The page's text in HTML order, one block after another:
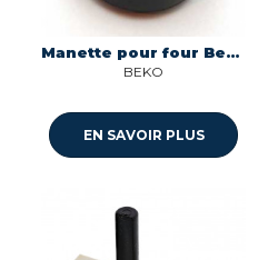
Manette pour four Beko C00869825
BEKO
EN SAVOIR PLUS